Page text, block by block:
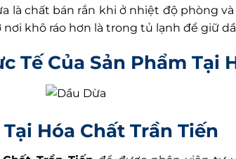
là chất bán rắn khi ở nhiệt độ phòng và
nơi khô ráo hơn là trong tủ lạnh để giữ
Tế Của Sản Phẩm Tại
Hóa Chất Trần Tiến